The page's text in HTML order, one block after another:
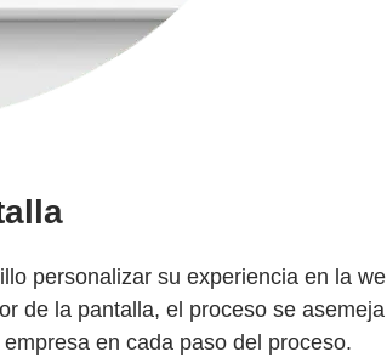
personalizar su experiencia en la
de la pantalla, el proceso se
en cada paso del proceso.